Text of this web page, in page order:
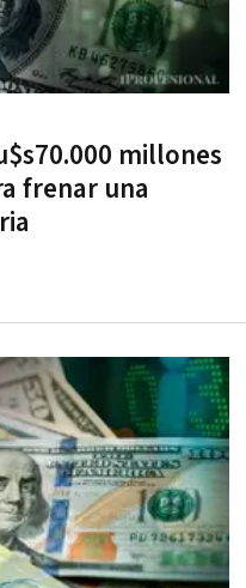
millones
frenar una